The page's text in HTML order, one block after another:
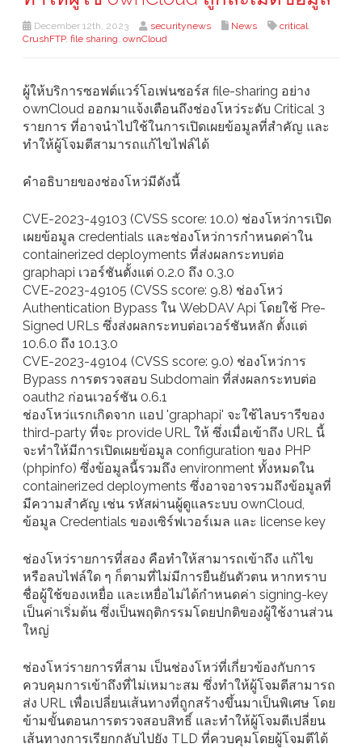
December 12th, 2023 securitynews News critical,
CrushFTP, file sharing, ownCloud
ผู้ให้บริการซอฟต์แวร์โอเพ่นซอร์ส file-sharing อย่าง
ownCloud ออกมาแจ้งเตือนถึงช่องโหว่ระดับ Critical 3
รายการ ที่อาจนำไปใช้ในการเปิดเผยข้อมูลที่สำคัญ และ
ทำให้ผู้โจมตีสามารถแก้ไขไฟล์ได้
คำอธิบายของช่องโหว่มีดังนี้
CVE-2023-49103 (CVSS score: 10.0) ช่องโหว่การเปิด
เผยข้อมูล credentials และช่องโหว่การกำหนดค่าใน
containerized deployments ที่ส่งผลกระทบต่อ
graphapi เวอร์ชันตั้งแต่ 0.2.0 ถึง 0.3.0
CVE-2023-49105 (CVSS score: 9.8) ช่องโหว่
Authentication Bypass ใน WebDAV Api โดยใช้ Pre-
Signed URLs ซึ่งส่งผลกระทบต่อเวอร์ชันหลัก ตั้งแต่
10.6.0 ถึง 10.13.0
CVE-2023-49104 (CVSS score: 9.0) ช่องโหว่การ
Bypass การตรวจสอบ Subdomain ที่ส่งผลกระทบต่อ
oauth2 ก่อนเวอร์ชัน 0.6.1
ช่องโหว่แรกเกิดจาก แอป 'graphapi' จะใช้ไลบรารีของ
third-party ที่จะ provide URL ให้ ซึ่งเมื่อเข้าถึง URL นี้
จะทำให้มีการเปิดเผยข้อมูล configuration ของ PHP
(phpinfo) ซึ่งข้อมูลนี้รวมถึง environment ทั้งหมดใน
containerized deployments ซึ่งอาจอาจรวมถึงข้อมูลที่
มีความสำคัญ เช่น รหัสผ่านผู้ดูแลระบบ ownCloud,
ข้อมูล Credentials ของเซิร์ฟเวอร์เมล และ license key
ช่องโหว่รายการที่สอง คือทำให้สามารถเข้าถึง แก้ไข
หรือลบไฟล์ใด ๆ ก็ตามที่ไม่มีการยืนยันตัวตน หากทราบ
ชื่อผู้ใช้ของเหยื่อ และเหยื่อไม่ได้กำหนดค่า signing-key
เป็นค่าเริ่มต้น ซึ่งเป็นพฤติกรรมโดยปกติของผู้ใช้งานส่วน
ใหญ่
ช่องโหว่รายการที่สาม เป็นช่องโหว่ที่เกี่ยวข้องกับการ
ควบคุมการเข้าถึงที่ไม่เหมาะสม ซึ่งทำให้ผู้โจมตีสามารถ
ส่ง URL เพื่อเปลี่ยนเส้นทางที่ถูกสร้างขึ้นมาเป็นพิเศษ โดย
ข้ามขั้นตอนการตรวจสอบสิทธิ์ และทำให้ผู้โจมตีเปลี่ยน
เส้นทางการเรียกกลับไปยัง TLD ที่ควบคุมโดยผู้โจมตีได้